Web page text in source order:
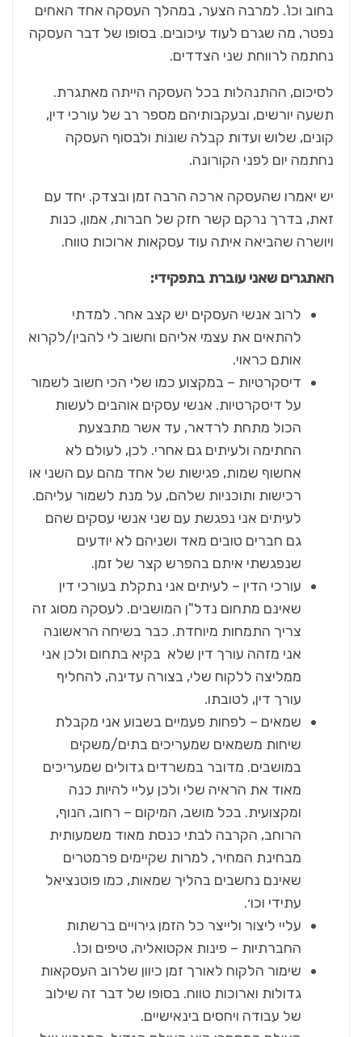
בחוב וכו'. למרבה הצער, במהלך העסקה אחד האחים
נפטר, מה שגרם לעוד עיכובים. בסופו של דבר העסקה
נחתמה לרווחת שני הצדדים.
לסיכום, ההתנהלות בכל העסקה הייתה מאתגרת.
תשעה יורשים, ובעקבותיהם מספר רב של עורכי דין,
קונים, שלוש ועדות קבלה שונות ולבסוף העסקה
נחתמה יום לפני הקורונה.
יש יאמרו שהעסקה ארכה הרבה זמן ובצדק. יחד עם
זאת, בדרך נרקם קשר חזק של חברות, אמון, כנות
ויושרה שהביאה איתה עוד עסקאות ארוכות טווח.
האתגרים שאני עוברת בתפקידי:
לרוב אנשי העסקים יש קצב אחר. למדתי
להתאים את עצמי אליהם וחשוב לי להבין/לקרוא
אותם כראוי.
דיסקרטיות – במקצוע כמו שלי הכי חשוב לשמור
על דיסקרטיות. אנשי עסקים אוהבים לעשות
הכול מתחת לרדאר, עד אשר מתבצעת
החתימה ולעיתים גם אחרי. לכן, לעולם לא
אחשוף שמות, פגישות של אחד מהם עם השני או
רכישות ותוכניות שלהם, על מנת לשמור עליהם.
לעיתים אני נפגשת עם שני אנשי עסקים שהם
גם חברים טובים מאד ושניהם לא יודעים
שנפגשתי איתם בהפרש קצר של זמן.
עורכי הדין – לעיתים אני נתקלת בעורכי דין
שאינם מתחום נדל"ן המושבים. לעסקה מסוג זה
צריך התמחות מיוחדת. כבר בשיחה הראשונה
אני מזהה עורך דין שלא בקיא בתחום ולכן אני
ממליצה ללקוח שלי, בצורה עדינה, להחליף
עורך דין, לטובתו.
שמאים – לפחות פעמיים בשבוע אני מקבלת
שיחות משמאים שמעריכים בתים/משקים
במושבים. מדובר במשרדים גדולים שמעריכים
מאוד את הראיה שלי ולכן עליי להיות כנה
ומקצועית. בכל מושב, המיקום – רחוב, הנוף,
הרוחב, הקרבה לבתי כנסת מאוד משמעותית
מבחינת המחיר, למרות שקיימים פרמטרים
שאינם נחשבים בהליך שמאות, כמו פוטנציאל
עתידי וכו׳.
עליי ליצור ולייצר כל הזמן גירויים ברשתות
החברתיות – פינות אקטואליה, טיפים וכו'.
שימור הלקוח לאורך זמן כיוון שלרוב העסקאות
גדולות וארוכות טווח. בסופו של דבר זה שילוב
של עבודה ויחסים בינאישיים.